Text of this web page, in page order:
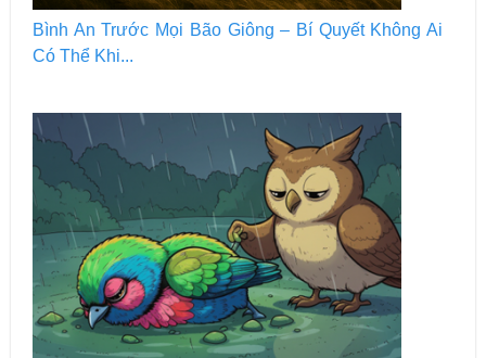
Bình An Trước Mọi Bão Giông – Bí Quyết Không Ai
Có Thể Khi...